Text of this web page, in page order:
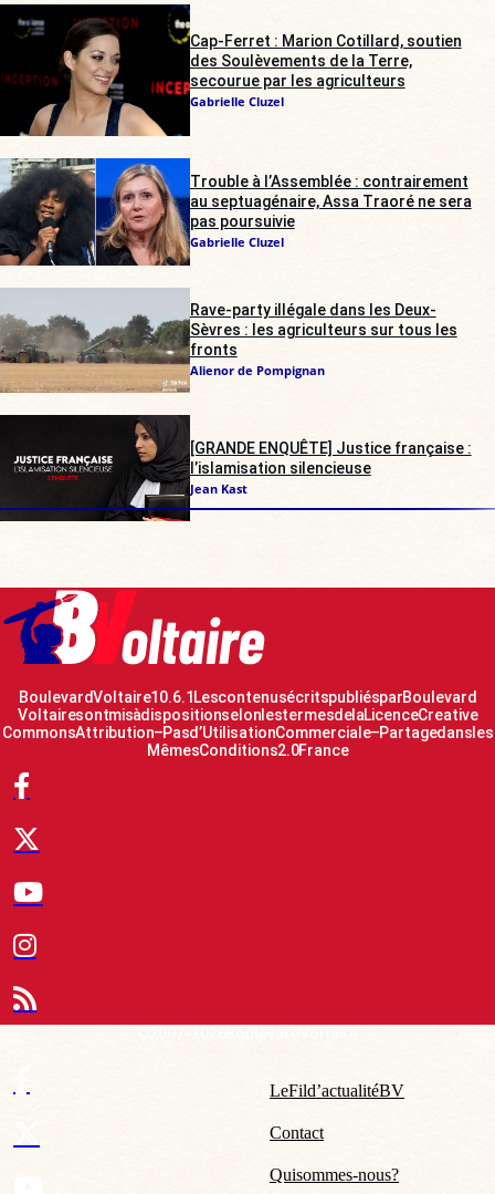
Cap-Ferret : Marion Cotillard, soutien
des Soulèvements de la Terre,
secourue par les agriculteurs
Gabrielle Cluzel
Trouble à l’Assemblée : contrairement
au septuagénaire, Assa Traoré ne sera
pas poursuivie
Gabrielle Cluzel
Rave-party illégale dans les Deux-
Sèvres : les agriculteurs sur tous les
fronts
Alienor de Pompignan
[GRANDE ENQUÊTE] Justice française :
l’islamisation silencieuse
Jean Kast
Boulevard Voltaire 10.6.1 Les contenus écrits publiés par Boulevard
Voltaire sont mis à disposition selon les termes de la Licence Creative
Commons Attribution – Pas d’Utilisation Commerciale – Partage dans les
Mêmes Conditions 2.0 France
Le Fil d’actualité BV
Contact
Qui sommes-nous ?